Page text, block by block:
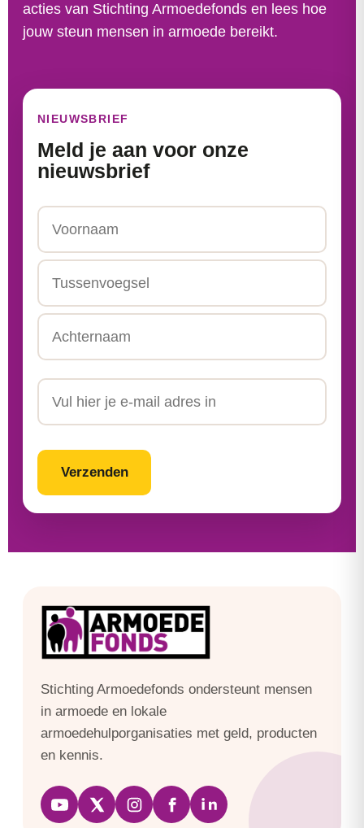
acties van Stichting Armoedefonds en lees hoe
jouw steun mensen in armoede bereikt.
NIEUWSBRIEF
Meld je aan voor onze
nieuwsbrief
Voornaam
Tussenvoegsel
Achternaam
CAPTCHA
Stichting Armoedefonds ondersteunt mensen
in armoede en lokale
armoedehulporganisaties met geld, producten
en kennis.